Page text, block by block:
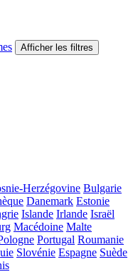
Afficher les filtres
Herzégovine Bulgarie
Danemark Estonie
Islande Irlande Israël
Macédoine Malte
Portugal Roumanie
Slovénie Espagne Suède